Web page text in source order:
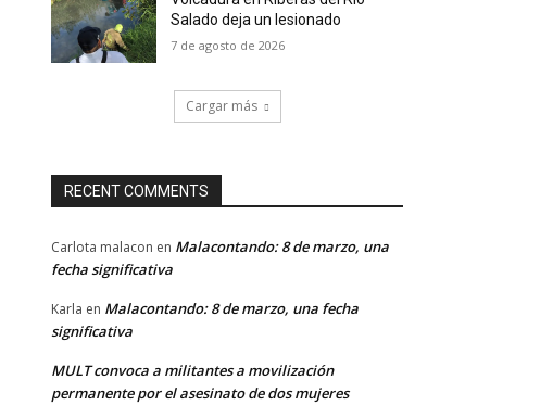
Salado deja un lesionado
7 de agosto de 2026
Cargar más
RECENT COMMENTS
Carlota malacon en Malacontando: 8 de marzo, una
fecha significativa
Karla en Malacontando: 8 de marzo, una fecha
significativa
MULT convoca a militantes a movilización
permanente por el asesinato de dos mujeres